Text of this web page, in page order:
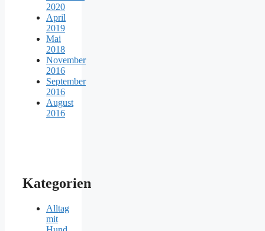
2020
April
2019
Mai
2018
November
2016
September
2016
August
2016
Kategorien
Alltag
mit